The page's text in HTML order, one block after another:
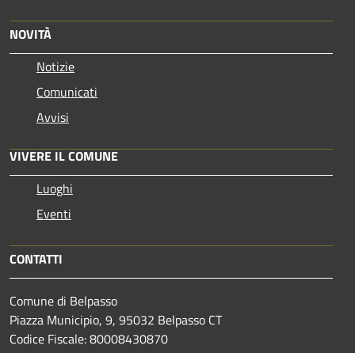
NOVITÀ
Notizie
Comunicati
Avvisi
VIVERE IL COMUNE
Luoghi
Eventi
CONTATTI
Comune di Belpasso
Piazza Municipio, 9, 95032 Belpasso CT
Codice Fiscale: 80008430870